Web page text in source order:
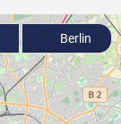
Berlin